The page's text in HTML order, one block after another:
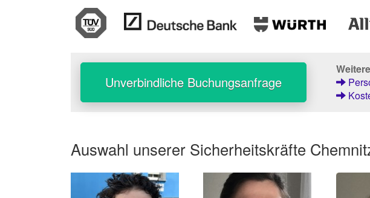
Unverbindliche Buchungsanfrage
Auswahl unserer Sicherheitskräfte